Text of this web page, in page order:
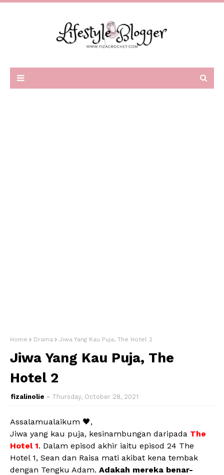
Home Drama Jiwa Yang Kau Puja, The Hotel 2
Jiwa Yang Kau Puja, The
Hotel 2
fizalinolie Thursday, October 28, 2021
Assalamualaikum 🖤,
Jiwa yang kau puja, kesinambungan daripada The
Hotel 1. Dalam episod akhir iaitu episod 24 The
Hotel 1, Sean dan Raisa mati akibat kena tembak
dengan Tengku Adam. Adakah mereka benar-